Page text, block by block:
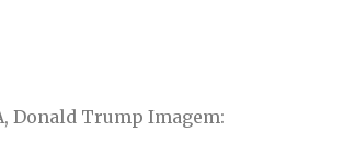
Donald Trump Imagem: